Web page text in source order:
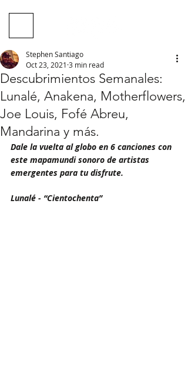
Descubrimientos Semanales:
Lunalé, Anakena, Motherflowers,
Joe Louis, Fofé Abreu,
Mandarina y más.
Stephen Santiago
Oct 23, 2021 3 min read
Dale la vuelta al globo en 6 canciones con
este mapamundi sonoro de artistas
emergentes para tu disfrute.
Lunalé - “Cientochenta”